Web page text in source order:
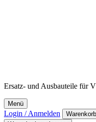
Ersatz- und Ausbauteile für
Menü
Login / Anmelden